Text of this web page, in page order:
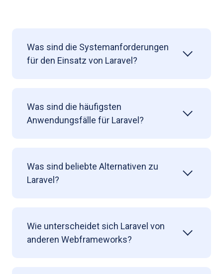
Was sind die Systemanforderungen
für den Einsatz von Laravel?
Was sind die häufigsten
Anwendungsfälle für Laravel?
Was sind beliebte Alternativen zu
Laravel?
Wie unterscheidet sich Laravel von
anderen Webframeworks?